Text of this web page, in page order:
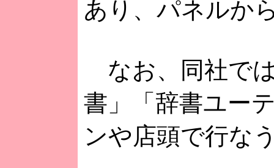
あり、パネルか
なお、同社で
書」「辞書ユー
ンや店頭で行な